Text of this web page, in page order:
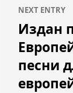
NEXT ENTRY
Издан
песни